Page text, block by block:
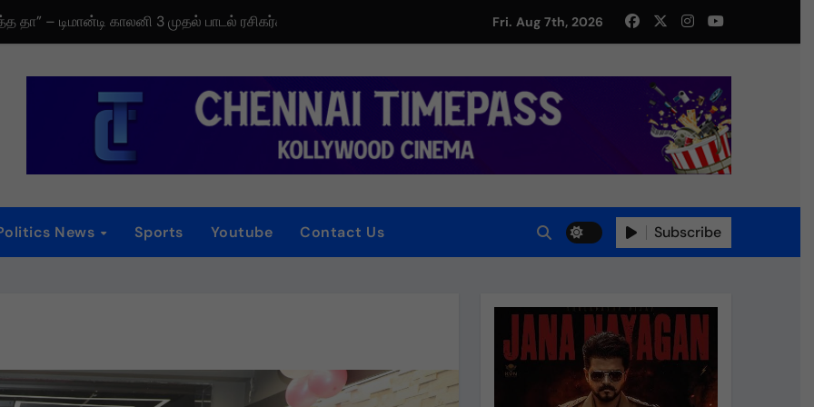
Fri. Aug 7th, 2026
News Sports Youtube Contact Us Subscribe